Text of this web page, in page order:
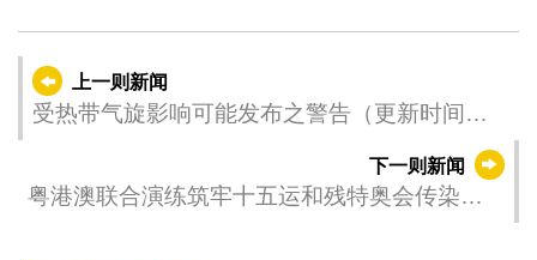
上一则新闻
受热带气旋影响可能发布之警告（更新时间：
下一则新闻
粤港澳联合演练筑牢十五运和残特奥会传染病